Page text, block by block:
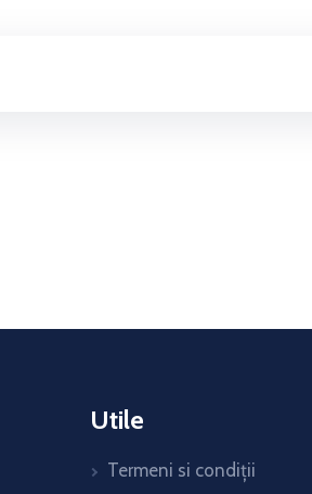
Utile
Termeni si condiții